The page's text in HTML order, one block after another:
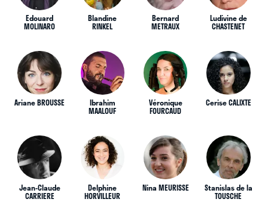
Edouard
MOLINARO
Blandine
RINKEL
Bernard
METRAUX
Ludivine de
CHASTENET
Ariane BROUSSE Ibrahim
MAALOUF
Véronique
FOURCAUD
Cerise CALIXTE
Jean-Claude
CARRIERE
Delphine
HORVILLEUR
Nina MEURISSE Stanislas de la
TOUSCHE